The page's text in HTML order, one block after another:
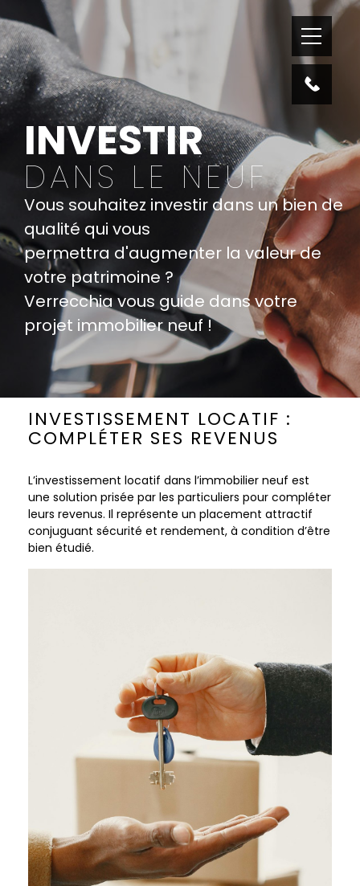
INVESTIR
DANS LE NEUF
Vous souhaitez investir dans un bien de
qualité qui vous
permettra d'augmenter la valeur de
votre patrimoine ?
Verrecchia vous guide dans votre
projet immobilier neuf !
INVESTISSEMENT LOCATIF :
COMPLÉTER SES REVENUS
L’investissement locatif dans l’immobilier neuf est
une solution prisée par les particuliers pour compléter
leurs revenus. Il représente un placement attractif
conjuguant sécurité et rendement, à condition d’être
bien étudié.